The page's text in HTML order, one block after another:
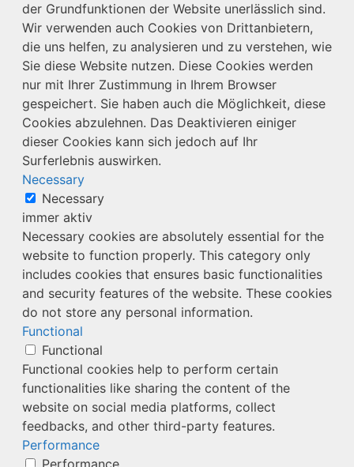
der Grundfunktionen der Website unerlässlich sind.
Wir verwenden auch Cookies von Drittanbietern,
die uns helfen, zu analysieren und zu verstehen, wie
Sie diese Website nutzen. Diese Cookies werden
nur mit Ihrer Zustimmung in Ihrem Browser
gespeichert. Sie haben auch die Möglichkeit, diese
Cookies abzulehnen. Das Deaktivieren einiger
dieser Cookies kann sich jedoch auf Ihr
Surferlebnis auswirken.
Necessary
Necessary
immer aktiv
Necessary cookies are absolutely essential for the
website to function properly. This category only
includes cookies that ensures basic functionalities
and security features of the website. These cookies
do not store any personal information.
Functional
Functional
Functional cookies help to perform certain
functionalities like sharing the content of the
website on social media platforms, collect
feedbacks, and other third-party features.
Performance